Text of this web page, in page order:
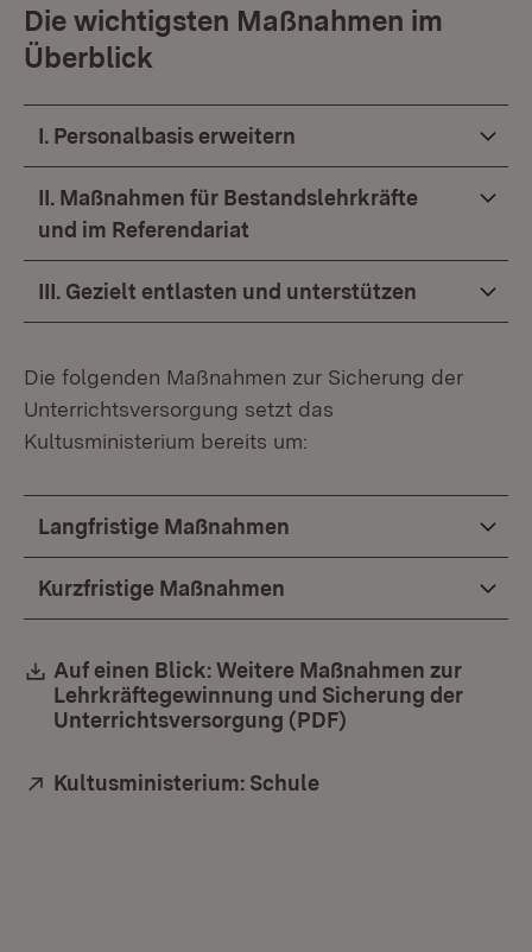
Die wichtigsten Maßnahmen im
Überblick
I. Personalbasis erweitern
II. Maßnahmen für Bestandslehrkräfte
und im Referendariat
III. Gezielt entlasten und unterstützen
Die folgenden Maßnahmen zur Sicherung der
Unterrichtsversorgung setzt das
Kultusministerium bereits um:
Langfristige Maßnahmen
Kurzfristige Maßnahmen
Download:
Auf einen Blick: Weitere Maßnahmen zur
Lehrkräftegewinnung und Sicherung der
Unterrichtsversorgung (PDF)
Extern:
Kultusministerium: Schule